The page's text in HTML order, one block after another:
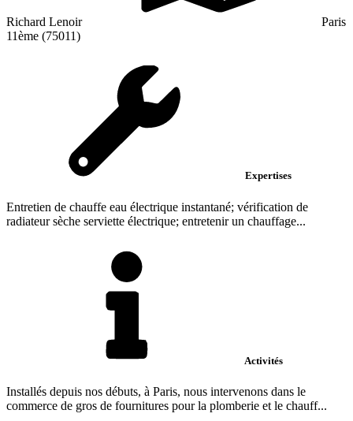
Richard Lenoir
Paris
11ème (75011)
Expertises
Entretien de chauffe eau électrique instantané; vérification de
radiateur sèche serviette électrique; entretenir un chauffage...
Activités
Installés depuis nos débuts, à Paris, nous intervenons dans le
commerce de gros de fournitures pour la plomberie et le chauff...